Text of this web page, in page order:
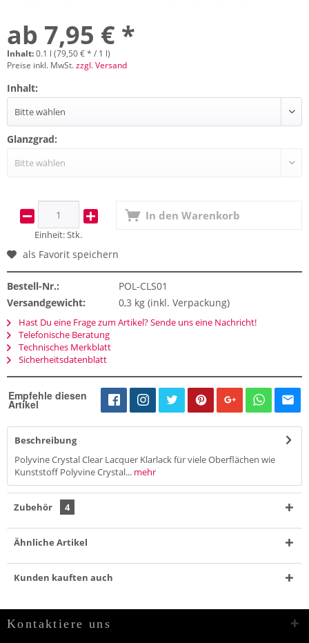
ab 7,95 € *
Inhalt:0.1 l (79,50 € * / 1 l)
Preise inkl. MwSt.zzgl. Versand
Inhalt:
Glanzgrad:
Einheit:Stk.
In den Warenkorb
als Favorit speichern
Bestell-Nr.:
POL-CLS01
Versandgewicht:
0,3 kg (inkl. Verpackung)
Hast Du eine Frage zum Artikel? Sende uns eine Nachricht!
Telefonische Beratung
Technisches Merkblatt
Sicherheitsdatenblatt
Empfehle diesen
Artikel
Beschreibung
Polyvine Crystal Clear Lacquer Klarlack für viele Oberflächen wie
Kunststoff Polyvine Crystal... mehr
Zubehör 4
Ähnliche Artikel
Kunden kauften auch
Kontaktiere uns